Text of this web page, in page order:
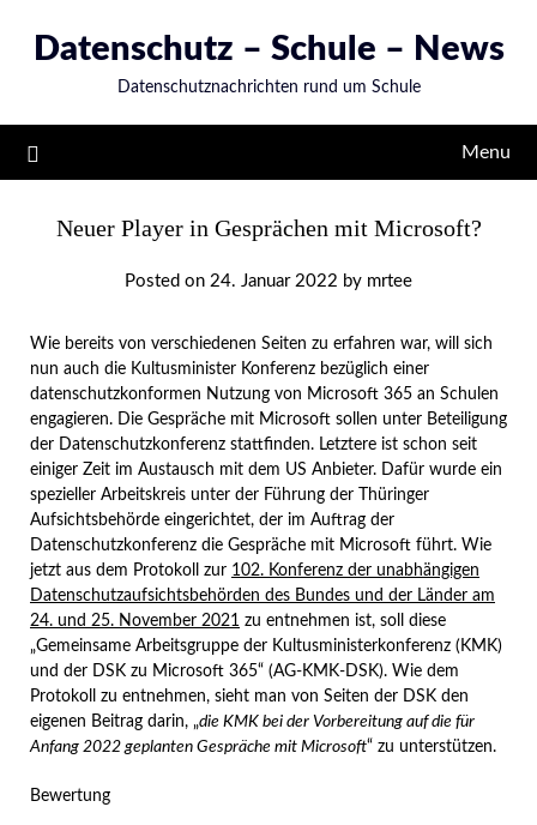
Datenschutz – Schule – News
Datenschutznachrichten rund um Schule
Menu
Neuer Player in Gesprächen mit Microsoft?
Posted on 24. Januar 2022 by mrtee
Wie bereits von verschiedenen Seiten zu erfahren war, will sich
nun auch die Kultusminister Konferenz bezüglich einer
datenschutzkonformen Nutzung von Microsoft 365 an Schulen
engagieren. Die Gespräche mit Microsoft sollen unter Beteiligung
der Datenschutzkonferenz stattfinden. Letztere ist schon seit
einiger Zeit im Austausch mit dem US Anbieter. Dafür wurde ein
spezieller Arbeitskreis unter der Führung der Thüringer
Aufsichtsbehörde eingerichtet, der im Auftrag der
Datenschutzkonferenz die Gespräche mit Microsoft führt. Wie
jetzt aus dem Protokoll zur 102. Konferenz der unabhängigen
Datenschutzaufsichtsbehörden des Bundes und der Länder am
24. und 25. November 2021 zu entnehmen ist, soll diese
„Gemeinsame Arbeitsgruppe der Kultusministerkonferenz (KMK)
und der DSK zu Microsoft 365“ (AG-KMK-DSK). Wie dem
Protokoll zu entnehmen, sieht man von Seiten der DSK den
eigenen Beitrag darin, „die KMK bei der Vorbereitung auf die für
Anfang 2022 geplanten Gespräche mit Microsoft“ zu unterstützen.
Bewertung